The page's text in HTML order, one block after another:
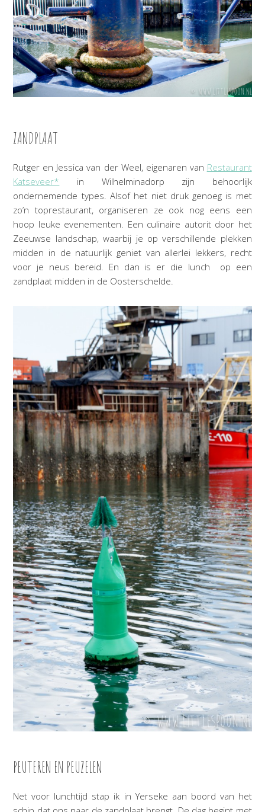
ZANDPLAAT
Rutger en Jessica van der Weel, eigenaren van Restaurant
Katseveer* in Wilhelminadorp zijn behoorlijk
ondernemende types. Alsof het niet druk genoeg is met
zo’n toprestaurant, organiseren ze ook nog eens een
hoop leuke evenementen. Een culinaire autorit door het
Zeeuwse landschap, waarbij je op verschillende plekken
midden in de natuurlijk geniet van allerlei lekkers, recht
voor je neus bereid. En dan is er die lunch op een
zandplaat midden in de Oosterschelde.
PEUTEREN EN PEUZELEN
Net voor lunchtijd stap ik in Yerseke aan boord van het